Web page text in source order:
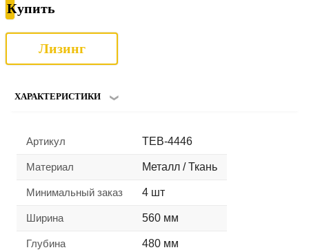
Купить
Лизинг
ХАРАКТЕРИСТИКИ
Артикул TEB-4446
Материал Металл / Ткань
Минимальный заказ 4 шт
Ширина 560 мм
Глубина 480 мм